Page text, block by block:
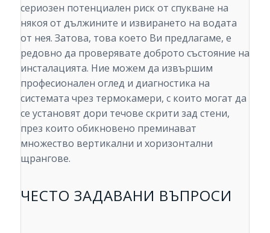
сериозен потенциален риск от спукване на
някоя от дължините и извирането на водата
от нея. Затова, това което Ви предлагаме, е
редовно да проверявате доброто състояние на
инсталацията. Ние можем да извършим
професионален оглед и диагностика на
системата чрез термокамери, с които могат да
се установят дори течове скрити зад стени,
през които обикновено преминават
множество вертикални и хоризонтални
щрангове.
ЧЕСТО ЗАДАВАНИ ВЪПРОСИ